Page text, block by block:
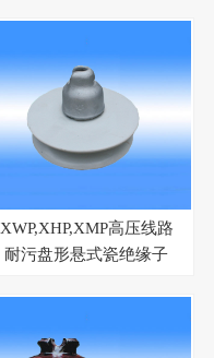
XWP,XHP,XMP高压线路
耐污盘形悬式瓷绝缘子